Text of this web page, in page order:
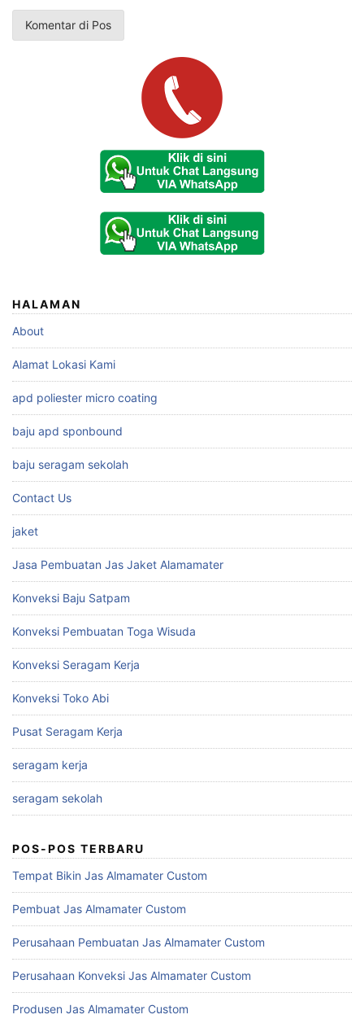
HALAMAN
About
Alamat Lokasi Kami
apd poliester micro coating
baju apd sponbound
baju seragam sekolah
Contact Us
jaket
Jasa Pembuatan Jas Jaket Alamamater
Konveksi Baju Satpam
Konveksi Pembuatan Toga Wisuda
Konveksi Seragam Kerja
Konveksi Toko Abi
Pusat Seragam Kerja
seragam kerja
seragam sekolah
POS-POS TERBARU
Tempat Bikin Jas Almamater Custom
Pembuat Jas Almamater Custom
Perusahaan Pembuatan Jas Almamater Custom
Perusahaan Konveksi Jas Almamater Custom
Produsen Jas Almamater Custom